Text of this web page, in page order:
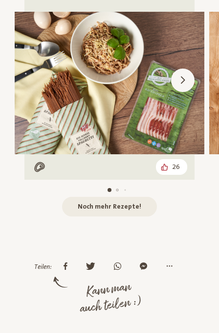
Mit Fleisch 26
Noch mehr Rezepte!
Teilen:
Kann man
auch teilen :)